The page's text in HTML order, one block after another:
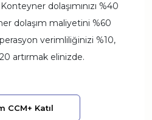
dolaşımınızı %40
dolaşım maliyetini %60
verimliliğinizi %10,
artırmak elinizde.
CCM+ Katıl